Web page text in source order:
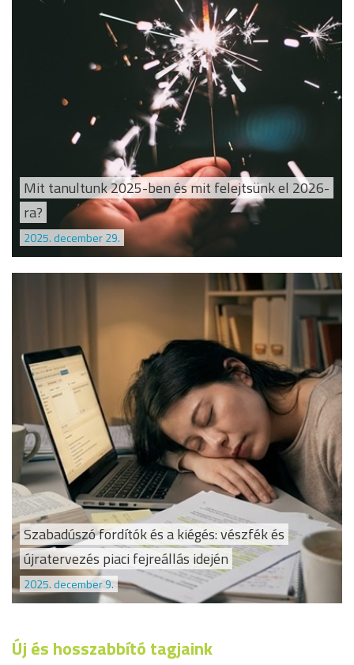
Mit tanultunk 2025-ben és mit felejtsünk el 2026-
ra?
2025. december 29.
Szabadúszó fordítók és a kiégés: vészfék és
újratervezés piaci fejreállás idején
2025. december 9.
Új és hosszabbító tagjaink